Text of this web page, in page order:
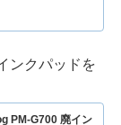
ンクパッドを
PM-G700 廃イン